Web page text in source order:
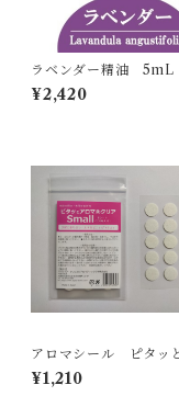
ラベンダー精油 5mL
¥2,420
アロマシール ピタッ
マ®クリア small（8
ト・120枚入り）
¥1,210